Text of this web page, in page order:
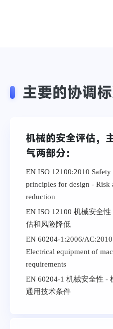
主要的协调
机械的安全评估，
气两部分：
EN ISO 12100:2010
principles for design - Risk
reduction
EN ISO 12100 机械安全
估和风险降低
EN 60204-1:2006/
Electrical equipment of
requirements
EN 60204-1 机械安全性 -
通用技术条件